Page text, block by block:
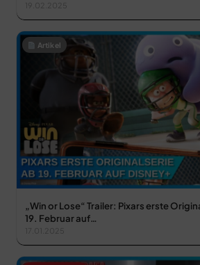
19.02.2025
Artikel
„Win or Lose“ Trailer: Pixars erste
19. Februar auf…
17.01.2025